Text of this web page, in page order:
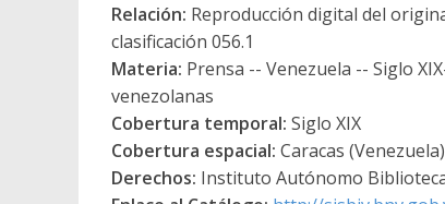
Relación: Reproducción digital del
clasificación 056.1
Materia: Prensa -- Venezuela -- Siglo
venezolanas
Cobertura temporal: Siglo XIX
Cobertura espacial: Caracas (Venezuela)
Derechos: Instituto Autónomo